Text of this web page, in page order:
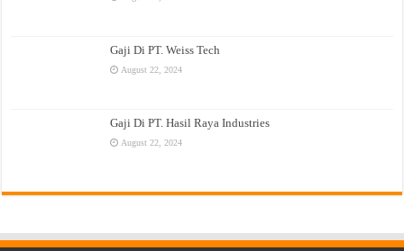
Gaji Di PT. Weiss Tech
August 22, 2024
Gaji Di PT. Hasil Raya Industries
August 22, 2024